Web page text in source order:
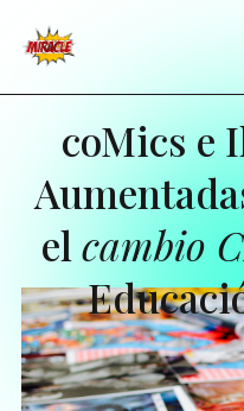
coMics e
el cambio